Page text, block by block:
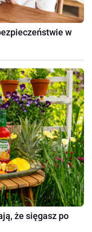
w
że sięgasz po